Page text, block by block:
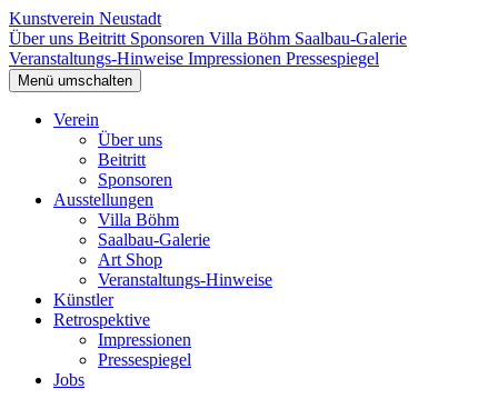
Kunstverein Neustadt
Über uns Beitritt Sponsoren Villa Böhm Saalbau-Galerie
Veranstaltungs-Hinweise Impressionen Pressespiegel
Menü umschalten
Verein
Über uns
Beitritt
Sponsoren
Ausstellungen
Villa Böhm
Saalbau-Galerie
Art Shop
Veranstaltungs-Hinweise
Künstler
Retrospektive
Impressionen
Pressespiegel
Jobs